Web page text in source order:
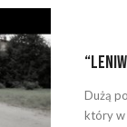
Dużą
który w